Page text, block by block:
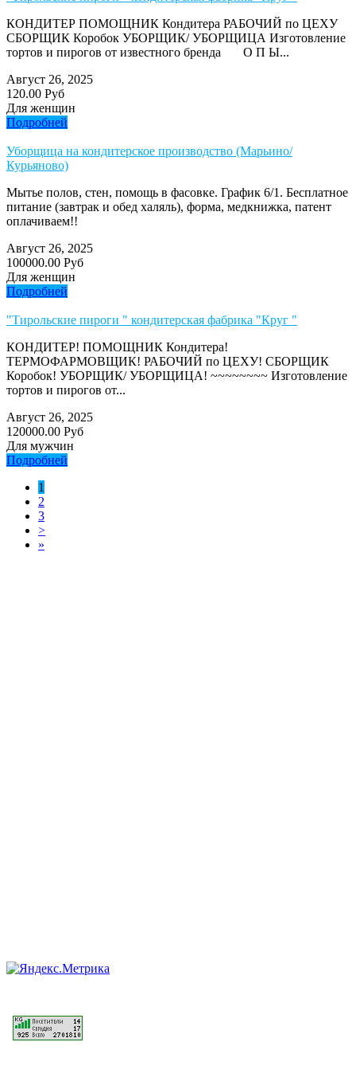
КОНДИТЕР ПОМОЩНИК Кондитера РАБОЧИЙ по ЦЕХУ
СБОРЩИК Коробок УБОРЩИК/ УБОРЩИЦА Изготовление
тортов и пирогов от известного бренда О П Ы...
Август 26, 2025
120.00 Руб
Для женщин
Подробней
Уборщица на кондитерское производство (Марьино/
Курьяново)
Мытье полов, стен, помощь в фасовке. График 6/1. Бесплатное
питание (завтрак и обед халяль), форма, медкнижка, патент
оплачиваем!!
Август 26, 2025
100000.00 Руб
Для женщин
Подробней
"Тирольские пироги " кондитерская фабрика "Круг "
КОНДИТЕР! ПОМОЩНИК Кондитера!
ТЕРМОФАРМОВЩИК! РАБОЧИЙ по ЦЕХУ! СБОРЩИК
Коробок! УБОРЩИК/ УБОРЩИЦА! ~~~~~~~~ Изготовление
тортов и пирогов от...
Август 26, 2025
120000.00 Руб
Для мужчин
Подробней
1
2
3
>
»